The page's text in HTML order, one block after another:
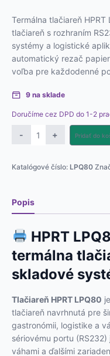
Termálna tlačiareň
tlačiareň s rozhraním
systémy a logistické
automatický rezač
voľba pre každodenné
9 na sklade
Doručíme cez DPD do 1-2
-
množstvo
HPRT
+ Pridať do
Katalógové číslo: LPQ80
Popis
HPRT
termálna
skladové
Tlačiareň HPRT LPQ80
tlačiareň navrhnutá pre
gastronómii, logistike a
sériovému portu
váhami a ďalšími